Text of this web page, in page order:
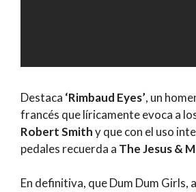
Destaca ‘Rimbaud Eyes’, un
francés que líricamente evoca a
Robert Smithy que con el uso
pedales recuerda a The Jesus &
En definitiva, que Dum Dum Girls,